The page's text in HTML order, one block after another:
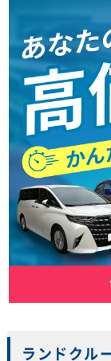
ランドクル